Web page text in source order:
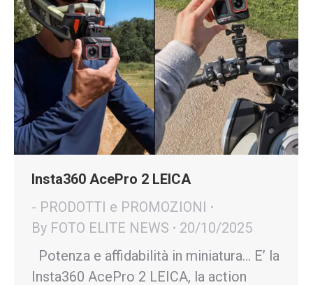
Insta360 AcePro 2 LEICA
- PRODOTTI e PROMOZIONI
By FOTO ELITE NEWS
20/10/2025
Potenza e affidabilità in miniatura… E’ la
Insta360 AcePro 2 LEICA, la action